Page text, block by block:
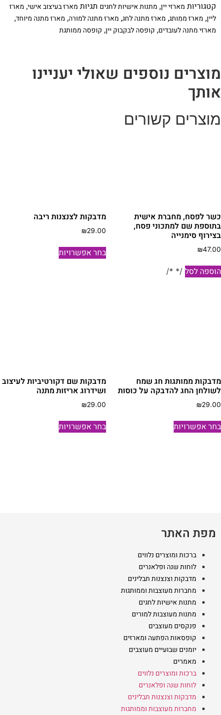
בעיצוב
אישי,
מתאים
כמתנה
קטגוריותמארזי יין,מתנות אישיות לחגים תגיותמארז בעיצוב אישי,מארז
ליין,מארז ממותג,מארז מתנה לחג,מארז מתנה למורה,מארז מתנה מיוחד,
מארזי מתנה לעובדים,קופסה לבקבוק יין,קופסה ממותגת
נוספים שאולי יעניינו
קשורים
לפסח, מחברת אישית
שם למתכוני פסח,
סימנייה
₪
לסל /* */
מדבקות לצנצנות ריבה
₪29.00
בחר אפשרויותזה
ממותגות חג שמח
החג להדבקה על כוסות
₪
אפשרויותזה
המוצר
מדבקות שם דקורטיביות לעיצוב
ושידרוג אריזות מתנה
₪29.00
בחר אפשרויותזה
מפת האתר
ברכות ומוצרים נלווים
לוחות שנה ופלאנרים
מדבקות וצנצנות תבלינים
מחברות מעוצבות וממותגות
מתנות אישיות לחגים
מתנות מעוצבות למורים
פנקסים מעוצבים
קופסאות הפתעה ומארזים
יומנים שבועיים מעוצבים
מאמרים
ברכות ומוצרים נלווים
לוחות שנה ופלאנרים
מדבקות וצנצנות תבלינים
מחברות מעוצבות וממותגות